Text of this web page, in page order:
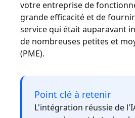
votre entreprise de
grande efficacité et de
service qui était auparavant
de nombreuses petites et
(PME).
Point clé à retenir
L'intégration réussie de